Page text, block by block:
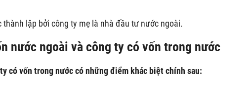
thành lập bởi công ty mẹ là nhà đầu tư nước ngoài.
nước ngoài và công ty có vốn trong nước
có vốn trong nước có những điểm khác biệt chính sau: